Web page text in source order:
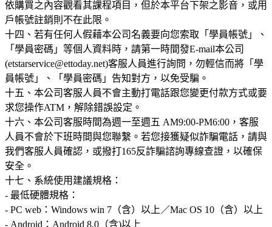
依購買之內容觀看其課程項目，但於本平台下架之影音，或用
戶帳號註銷則不在此限。
十四、若有任何人假藉本公司名義要向您索取「學員帳號」、
「學員密碼」等個人資料時，請第一時間發E-mail本公司
(etstarservice@ettoday.net)客服人員進行詢問，勿輕信而將「學
員帳號」、「學員密碼」告知對方，以免受騙。
十五、本公司客服人員不會主動打電話跟您變更付款方式或要
求您操作ATM，解除錯誤設定。
十六、本公司客服時間為週一至週五 AM9:00-PM6:00，客服
人員不會於下班時間與您聯繫。若您接獲疑似詐騙電話，請與
我們客服人員確認，或撥打165反詐騙諮詢專線查證，以確保
安全。
十七、系統使用建議規格：
- 最低硬體規格：
- PC web：Windows win 7（含）以上／Mac OS 10（含）以上
- Android：Android 8.0（含)以上